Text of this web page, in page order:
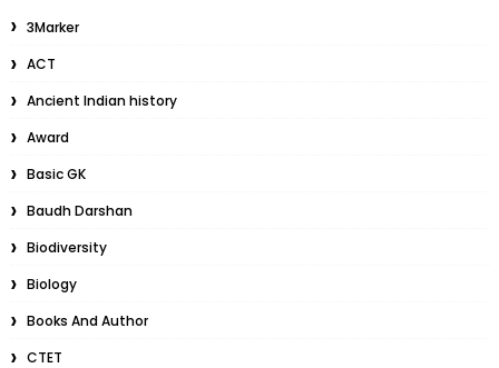
3Marker
ACT
Ancient Indian history
Award
Basic GK
Baudh Darshan
Biodiversity
Biology
Books And Author
CTET